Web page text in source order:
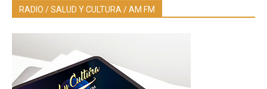
RADIO / SALUD Y CULTURA / AM FM